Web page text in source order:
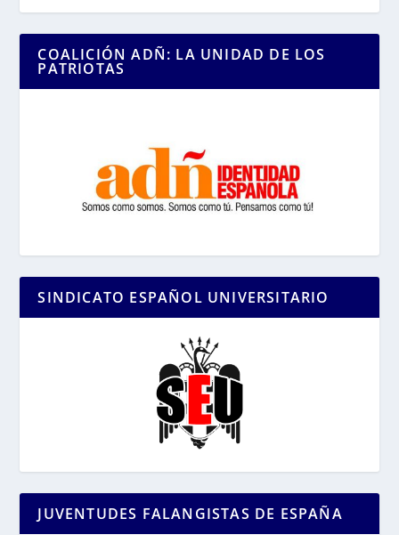
COALICIÓN ADÑ: LA UNIDAD DE LOS
PATRIOTAS
SINDICATO ESPAÑOL UNIVERSITARIO
JUVENTUDES FALANGISTAS DE ESPAÑA